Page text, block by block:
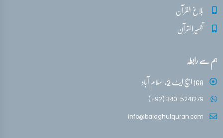
بلاغ القرآن
تفسیر القرآن
ہم سے رابطہ
168 ایچ ایٹ 2، اسلام آباد
(+92) 340-5241279
info@balaghulquran.com